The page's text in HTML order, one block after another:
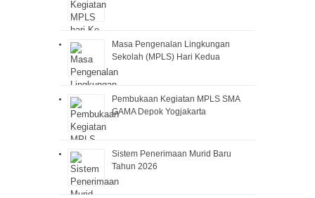
Masa Pengenalan Lingkungan
Sekolah (MPLS) Hari Kedua
Pembukaan Kegiatan MPLS SMA
GAMA Depok Yogjakarta
Sistem Penerimaan Murid Baru
Tahun 2026